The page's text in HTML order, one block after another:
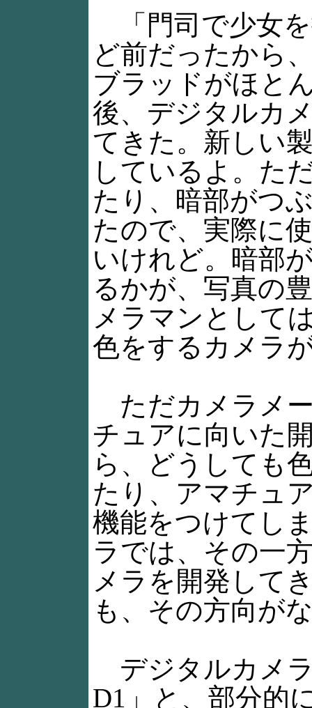
「門司で少女
ど前だったから
ブラッドがほと
後、デジタルカ
てきた。新しい
しているよ。た
たり、暗部がつ
たので、実際に
いけれど。暗部
るかが、写真の
メラマンとして
色をするカメラ
ただカメラメ
チュアに向いた
ら、どうしても
たり、アマチュ
機能をつけてし
ラでは、その一
メラを開発して
も、その方向が
デジタルカメ
D1」と、部分的